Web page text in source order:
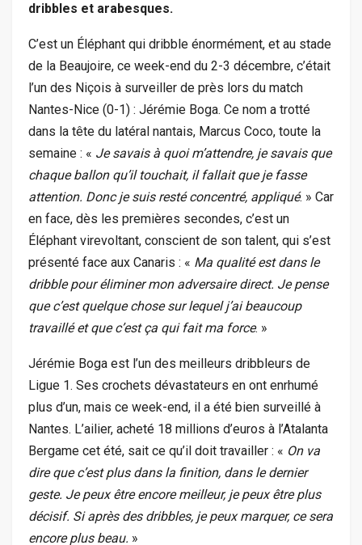
dribbles et arabesques.
C’est un Éléphant qui dribble énormément, et au stade
de la Beaujoire, ce week-end du 2-3 décembre, c’était
l’un des Niçois à surveiller de près lors du match
Nantes-Nice (0-1) : Jérémie Boga. Ce nom a trotté
dans la tête du latéral nantais, Marcus Coco, toute la
semaine : « Je savais à quoi m’attendre, je savais que
chaque ballon qu’il touchait, il fallait que je fasse
attention. Donc je suis resté concentré, appliqué. » Car
en face, dès les premières secondes, c’est un
Éléphant virevoltant, conscient de son talent, qui s’est
présenté face aux Canaris : « Ma qualité est dans le
dribble pour éliminer mon adversaire direct. Je pense
que c’est quelque chose sur lequel j’ai beaucoup
travaillé et que c’est ça qui fait ma force. »
Jérémie Boga est l’un des meilleurs dribbleurs de
Ligue 1. Ses crochets dévastateurs en ont enrhumé
plus d’un, mais ce week-end, il a été bien surveillé à
Nantes. L’ailier, acheté 18 millions d’euros à l’Atalanta
Bergame cet été, sait ce qu’il doit travailler : « On va
dire que c’est plus dans la finition, dans le dernier
geste. Je peux être encore meilleur, je peux être plus
décisif. Si après des dribbles, je peux marquer, ce sera
encore plus beau. »